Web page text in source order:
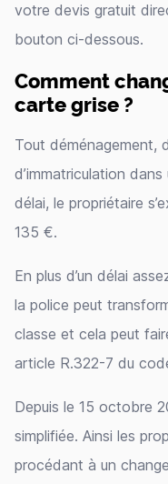
votre devis gratuit
bouton ci-dessous.
Comment
carte grise ?
Tout déménagement,
d’immatriculation
délai, le propriétaire
135 €.
En plus d’un délai
la police peut
classe et cela peut
article R.322-7 du
Depuis le 15 octobre
simplifiée. Ainsi les
procédant à un